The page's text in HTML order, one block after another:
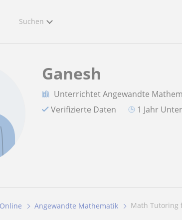
Suchen
Ganesh
Unterrichtet Angewandte
Verifizierte Daten
1 Jahr
Online Angewandte Mathematik Math